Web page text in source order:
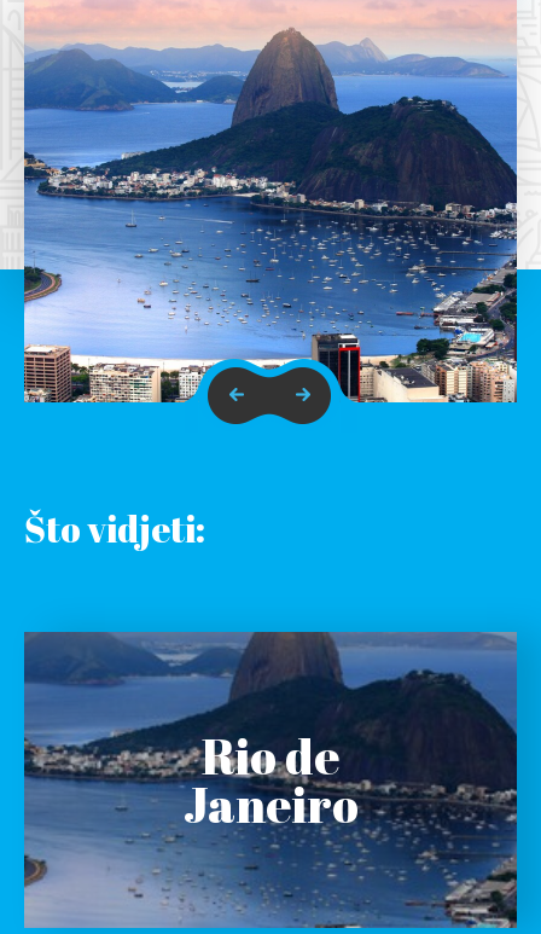
Što vidjeti:
Rio de
Janeiro